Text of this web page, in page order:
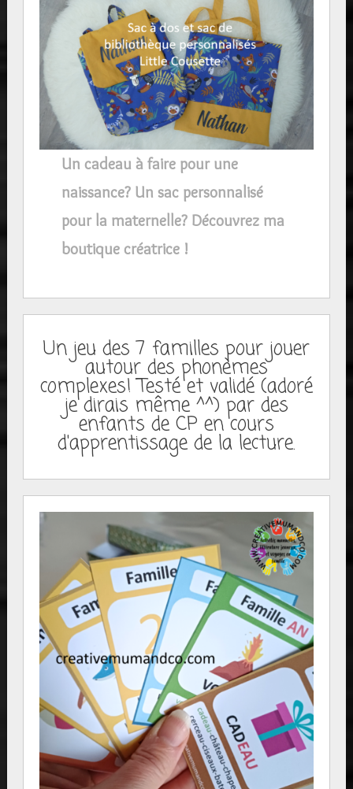
Un cadeau à faire pour une
naissance? Un sac personnalisé
pour la maternelle? Découvrez ma
boutique créatrice !
Un jeu des 7 familles pour jouer
autour des phonèmes
complexes! Testé et validé (adoré
je dirais même ^^) par des
enfants de CP en cours
d'apprentissage de la lecture.